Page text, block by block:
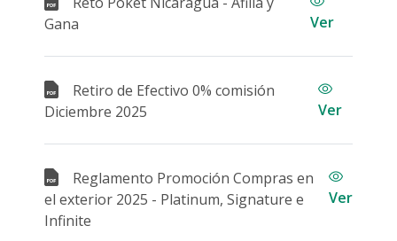
Gana
Ver
Retiro de Efectivo 0% comisión
Diciembre 2025
Ver
Reglamento Promoción Compras en
el exterior 2025 - Platinum, Signature e
Infinite
Ver